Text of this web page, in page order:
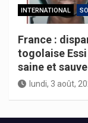
INTERNATIONAL
France :
togolaise
saine et sauve
lundi, 3 août,